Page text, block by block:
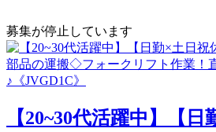
募集が停止しています
【20~30代活躍中】【